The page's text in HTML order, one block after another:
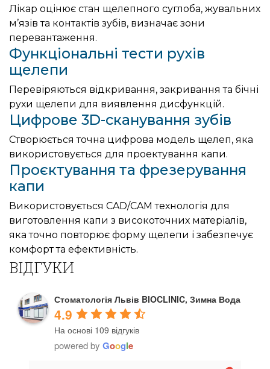
Лікар оцінює стан щелепного суглоба, жувальних
м’язів та контактів зубів, визначає зони
перевантаження.
Функціональні тести рухів
щелепи
Перевіряються відкривання, закривання та бічні
рухи щелепи для виявлення дисфункцій.
Цифрове 3D-сканування зубів
Створюється точна цифрова модель щелеп, яка
використовується для проектування капи.
Проєктування та фрезерування
капи
Використовується CAD/CAM технологія для
виготовлення капи з високоточних матеріалів,
яка точно повторює форму щелепи і забезпечує
комфорт та ефективність.
ВІДГУКИ
Стоматологія Львів BIOCLINIC, Зимна Вода
4.9
На основі 109 відгуків
powered by Google